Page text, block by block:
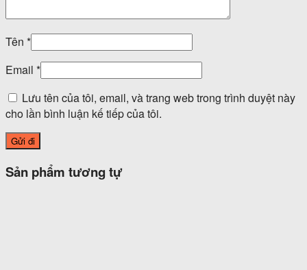
Tên *
Email *
Lưu tên của tôi, email, và trang web trong trình duyệt này
cho lần bình luận kế tiếp của tôi.
Sản phẩm tương tự